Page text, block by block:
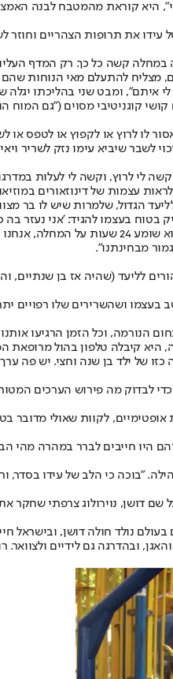
היא קוראת מהמטבח לבנה
עידו את תרופות הצהריים
במחלה קשה כל כך. רק המדף
מצליח להתעלם מאי הנוחות שהם
איתם", ומבט שני בהליכתו יגלה
קוגניטיבי מסוים ("גם
לו לרוץ או לקפוץ או לטפס
לשבר שיביא עימו נזק לשריר
לי לרוץ, וקשה לי לעלות
עצמות של דינוזאורים
הגדול, שלמרות שיש לו בר
בטוח בעצמו להגיד: 'אני נעזר בה
העיניים של הילה מתמסכות בדמעות כשעידו מסביר לי
מבחינתנו".
ושהשרירים שלו רפויים
וכל הזמן הרגיעו
היא קיבלה טלפון בהול מרופאת
לבדוק מה פירוש הערכים
לקוות שאולי
היו חייבים לברר במהרה מהי
כי הלב של עידו בסדר,
דושן, נוירולוג צרפתי שחקר